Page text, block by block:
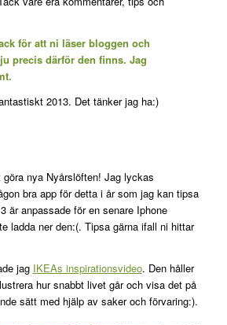
för att ni läser bloggen och
precis därför den finns. Jag
2013. Det tänker jag ha:)
nya Nyårslöften! Jag lyckas
bra app för detta i år som jag kan tipsa
är anpassade för en senare Iphone
ladda ner den:(. Tipsa gärna ifall ni hittar
jag IKEAs inspirationsvideo. Den håller
hur snabbt livet går och visa det på
sätt med hjälp av saker och förvaring:).